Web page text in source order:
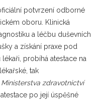
potvrzení odborné
oboru.
Klinická
a léčbu duševních
a získání praxe pod
probíhá atestace na
tak
Ministerstva zdravotnictví
po její úspěšné